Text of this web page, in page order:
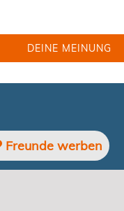
DEINE MEINUNG
Freunde werben